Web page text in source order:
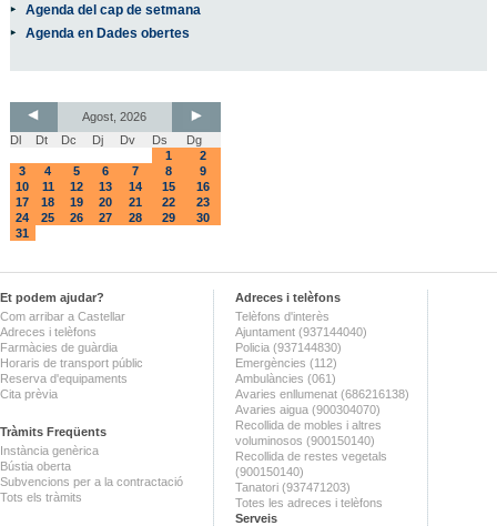
Agenda del cap de setmana
Agenda en Dades obertes
Agost, 2026
Dl
Dt Dc Dj Dv Ds
Dg
1
2
3
4 5 6 7 8
9
10
11 12 13 14 15
16
17
18 19 20 21 22
23
24
25 26 27 28 29
30
31
Et podem ajudar?
Com arribar a Castellar
Adreces i telèfons
Farmàcies de guàrdia
Horaris de transport públic
Reserva d'equipaments
Cita prèvia
Tràmits Freqüents
Instància genèrica
Bústia oberta
Subvencions per a la contractació
Tots els tràmits
Adreces i telèfons
Telèfons d'interès
Ajuntament (937144040)
Policia (937144830)
Emergències (112)
Ambulàncies (061)
Avaries enllumenat (686216138)
Avaries aigua (900304070)
Recollida de mobles i altres
voluminosos (900150140)
Recollida de restes vegetals
(900150140)
Tanatori (937471203)
Totes les adreces i telèfons
Serveis